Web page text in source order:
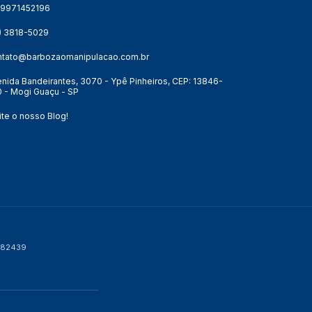
3818-5029
Bandeirantes, 3070 - Ypê Pinheiros, CEP: 13846-
- Mogi Guaçu - SP
o nosso Blog!
82439